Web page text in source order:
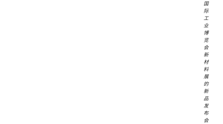
国
际
工
业
博
览
会
新
材
料
展
的
新
品
发
布
会